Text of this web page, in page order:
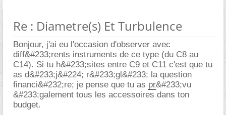
Re : Diametre(s) Et Turbulence
Bonjour, j'ai eu l'occasion d'observer avec
diff&#233;rents instruments de ce type (du C8 au
C14). Si tu h&#233;sites entre C9 et C11 c'est que tu
as d&#233;j&#224; r&#233;gl&#233; la question
financi&#232;re; je pense que tu as pr&#233;vu
&#233;galement tous les accessoires dans ton
budget.